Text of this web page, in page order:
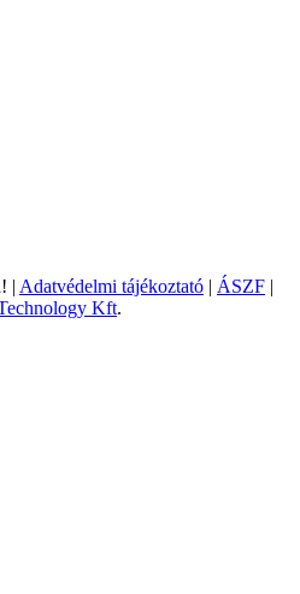
| Adatvédelmi tájékoztató | ÁSZF |
Kft.